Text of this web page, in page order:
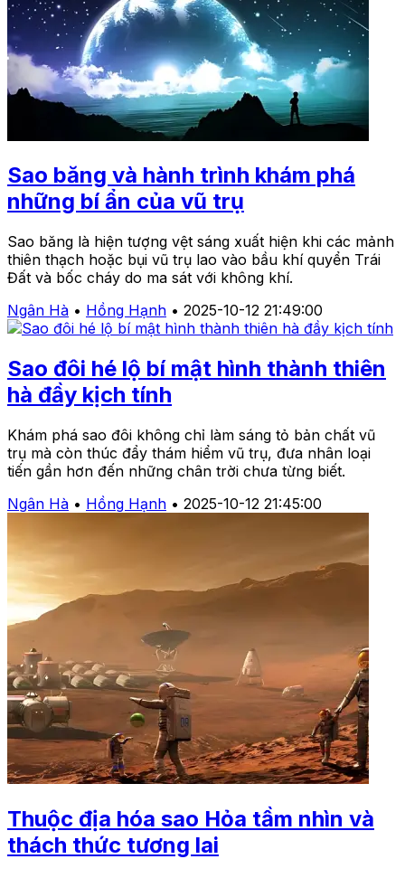
Sao băng và hành trình khám phá
những bí ẩn của vũ trụ
Sao băng là hiện tượng vệt sáng xuất hiện khi các mảnh
thiên thạch hoặc bụi vũ trụ lao vào bầu khí quyển Trái
Đất và bốc cháy do ma sát với không khí.
Ngân Hà • Hồng Hạnh • 2025-10-12 21:49:00
Sao đôi hé lộ bí mật hình thành thiên
hà đầy kịch tính
Khám phá sao đôi không chỉ làm sáng tỏ bản chất vũ
trụ mà còn thúc đẩy thám hiểm vũ trụ, đưa nhân loại
tiến gần hơn đến những chân trời chưa từng biết.
Ngân Hà • Hồng Hạnh • 2025-10-12 21:45:00
Thuộc địa hóa sao Hỏa tầm nhìn và
thách thức tương lai